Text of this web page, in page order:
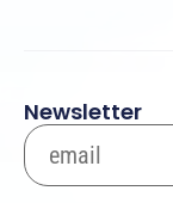
Newsletter